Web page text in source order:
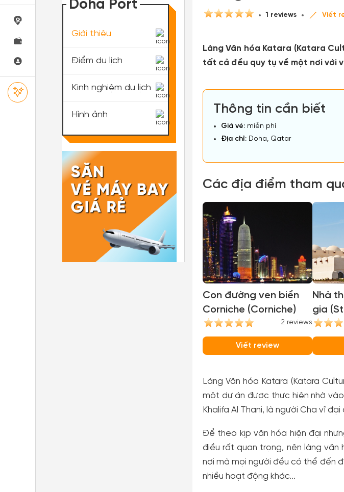
1 reviews Viết
Làng Văn hóa Katara (Katara
tất cả đều quy tụ về một nơi với
Thông tin cần biết
Giá vé: miễn phí
Địa chỉ: Doha, Qatar
Các địa điểm tham
Con đường ven biển
Corniche (Corniche)
2 reviews
Viết review
Nhà
gia
Làng Văn hóa Katara (Katara
một dự án được thực hiện nhờ
Khalifa Al Thani, là người Cha vĩ
Để theo kịp văn hóa hiện đại
điều rất quan trọng, nên làng
nơi mà mọi người đều có thể đến
nhiều hoạt động khác...
Doha Port
Giới thiệu
Điểm du lịch
Kinh nghiệm du lịch
Hình ảnh